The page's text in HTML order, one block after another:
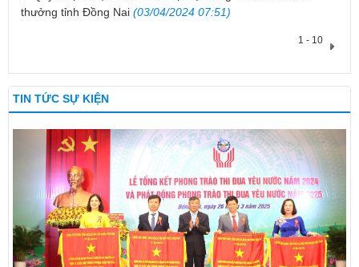
thưởng tỉnh Đồng Nai (03/04/2024 07:51)
1 - 10
TIN TỨC SỰ KIỆN